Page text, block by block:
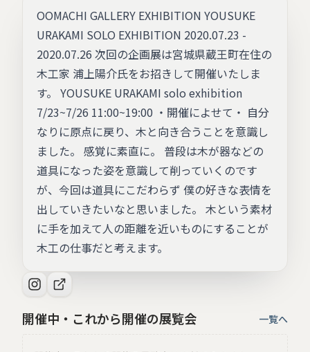
OOMACHI GALLERY EXHIBITION YOUSUKE
URAKAMI SOLO EXHIBITION 2020.07.23 -
2020.07.26 次回の企画展は宮城県蔵王町在住の
木工家 浦上陽介氏をお招きして開催いたしま
す。 YOUSUKE URAKAMI solo exhibition
7/23~7/26 11:00~19:00 ・開催によせて・ 自分
なりに原点に戻り、木と向き合うことを意識し
ました。 感覚に素直に。 普段は木が器などの
道具になった姿を意識して削っていくのです
が、今回は道具にこだわらず 僕の好きな表情を
出していきたいなと思いました。 木という素材
に手を加えて人の距離を近いものにすることが
木工の仕事だと考えます。
開催中・これから開催の展覧会 一覧へ